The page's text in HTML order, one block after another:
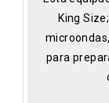
King
para